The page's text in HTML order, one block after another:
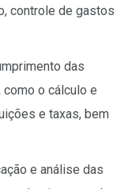
controle de gastos
das
o cálculo e
e taxas, bem
e análise das